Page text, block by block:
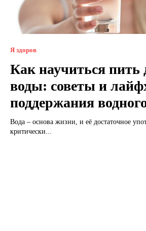
Я здоров
Как научиться пить
воды: советы и
поддержания
Вода – основа жизни, и её достаточное
критически...